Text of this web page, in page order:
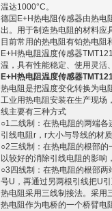
温达1000°C。
德国E+H热电阻传感器由热电
出。用于制造热电阻的材料应
目前常用的热电阻有铂热电阻
E+H热电阻温度传感器
温，具有性能稳定、使用灵活
E+H热电阻温度传感器
热电阻是把温度变化转换为电
工业用热电阻安装在生产现场
线主要有三种方式
○1二线制：在热电阻的两端
引线电阻r，r大小与导线的材
○2三线制：在热电阻的根部
以较好的消除引线电阻的影响
○3四线制：在热电阻的根部
号U，再通过另两根引线把U
热电阻采用三线制接法。采用
热电阻作为电桥的一个桥臂电